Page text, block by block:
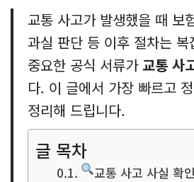
교통 사고가 발생했을 때 보
과실 판단 등 이후 절차는
중요한 공식 서류가교통 사
다. 이 글에서 가장 빠르고
정리해 드립니다.
글 목차
교통 사고 사실 확